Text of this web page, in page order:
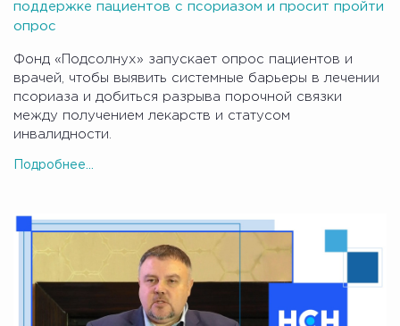
поддержке пациентов с псориазом и просит пройти
опрос
Фонд «Подсолнух» запускает опрос пациентов и
врачей, чтобы выявить системные барьеры в лечении
псориаза и добиться разрыва порочной связки
между получением лекарств и статусом
инвалидности.
Подробнее...